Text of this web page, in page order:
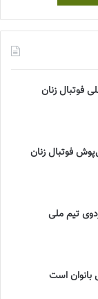
فوتبال زنان
بانوان است